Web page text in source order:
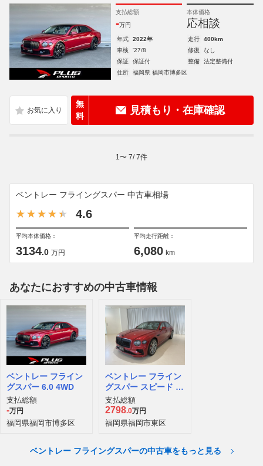
支払総額
-万円
本体価格
応相談
年式 2022年 走行
400km
車検
'27/8 修復
なし
保証
保証付 整備
法定整備付
住所
福岡県 福岡市博多区
無
料
見積もり・在庫確認
1 〜 7/7件
ベントレー フライングスパー 中古車相場
4.6
平均本体価格：
3134.0 万円
平均走行距離：
6,080 km
あなたにおすすめの中古車情報
ベントレー フライン
グスパー 6.0 4WD
支払総額
-万円
福岡県福岡市博多区
ベントレー フライン
グスパー スピード 4
WD
支払総額
2798.0万円
福岡県福岡市東区
ベントレー フライングスパーの中古車をもっと見る